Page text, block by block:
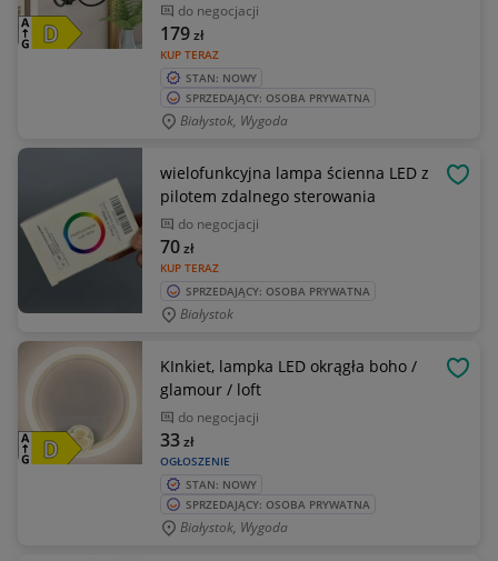
do negocjacji
KUP TERAZ
179zł
STAN: NOWY
SPRZEDAJĄCY: OSOBA PRYWATNA
Białystok, Wygoda
wielofunkcyjna lampa ścienna LED z
pilotem zdalnego sterowania
do negocjacji
KUP TERAZ
70zł
SPRZEDAJĄCY: OSOBA PRYWATNA
Białystok
KInkiet, lampka LED okrągła boho /
glamour / loft
do negocjacji
OGŁOSZENIE
33zł
STAN: NOWY
SPRZEDAJĄCY: OSOBA PRYWATNA
Białystok, Wygoda